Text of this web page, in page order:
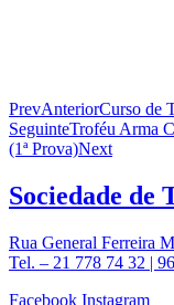
PrevAnteriorCurso de
SeguinteTroféu Arma
(1ª Prova)Next
Sociedade de
Rua General Ferreira
Tel. – 21 778 74 32 |
Facebook Instagram